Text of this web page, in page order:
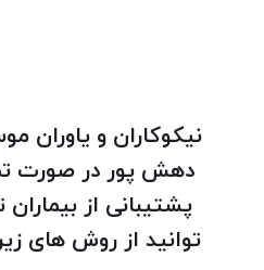
نیکوکاران و یاوران
دهش پور در صورت
پشتیبانی از
توانید از روش های